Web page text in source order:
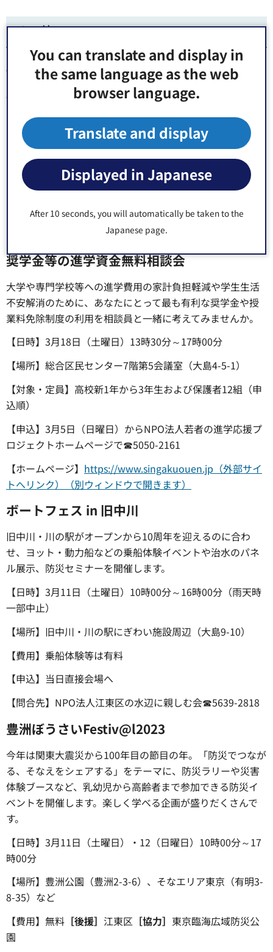
You can translate and display in
the same language as the web
browser language.
Translate and display
Displayed in Japanese
After 10 seconds, you will automatically be taken to the
Japanese page.
その他
認知症カフェ「ふくろうカフェ」
認知症の人や家族、認知症に関心のある方の交流の場で
す。専門の相談員が認知症についての相談もお受けします。
【日時】3月14日（火曜日）11時00分～15時00分
【場所】Ako café（亀戸4-25-1）
【費用】無料（飲み物代除く）
【申込】当日直接会場へ
【問合先】ふくろうカフェ（Ako café）☎3636-3099
奨学金等の進学資金無料相談会
大学や専門学校等への進学費用の家計負担軽減や学生生活
不安解消のために、あなたにとって最も有利な奨学金や授
業料免除制度の利用を相談員と一緒に考えてみませんか。
【日時】3月18日（土曜日）13時30分～17時00分
【場所】総合区民センター7階第5会議室（大島4-5-1）
【対象・定員】高校新1年から3年生および保護者12組（申
込順）
【申込】3月5日（日曜日）からNPO法人若者の進学応援プ
ロジェクトホームページで☎5050-2161
【ホームページ】 https://www.singakuouen.jp（外部サイ
トへリンク）（別ウィンドウで開きます）
ボートフェス in 旧中川
旧中川・川の駅がオープンから10周年を迎えるのに合わ
せ、ヨット・動力船などの乗船体験イベントや治水のパネ
ル展示、防災セミナーを開催します。
【日時】3月11日（土曜日）10時00分～16時00分（雨天時
一部中止）
【場所】旧中川・川の駅にぎわい施設周辺（大島9-10）
【費用】乗船体験等は有料
【申込】当日直接会場へ
【問合先】NPO法人江東区の水辺に親しむ会☎5639-2818
豊洲ぼうさいFestiv@l2023
今年は関東大震災から100年目の節目の年。「防災でつなが
る、そなえをシェアする」をテーマに、防災ラリーや災害
体験ブースなど、乳幼児から高齢者まで参加できる防災イ
ベントを開催します。楽しく学べる企画が盛りだくさんで
す。
【日時】3月11日（土曜日）・12（日曜日）10時00分～17
時00分
【場所】豊洲公園（豊洲2-3-6）、そなエリア東京（有明3-
8-35）など
【費用】無料 ［後援］ 江東区 ［協力］ 東京臨海広域防災公
園